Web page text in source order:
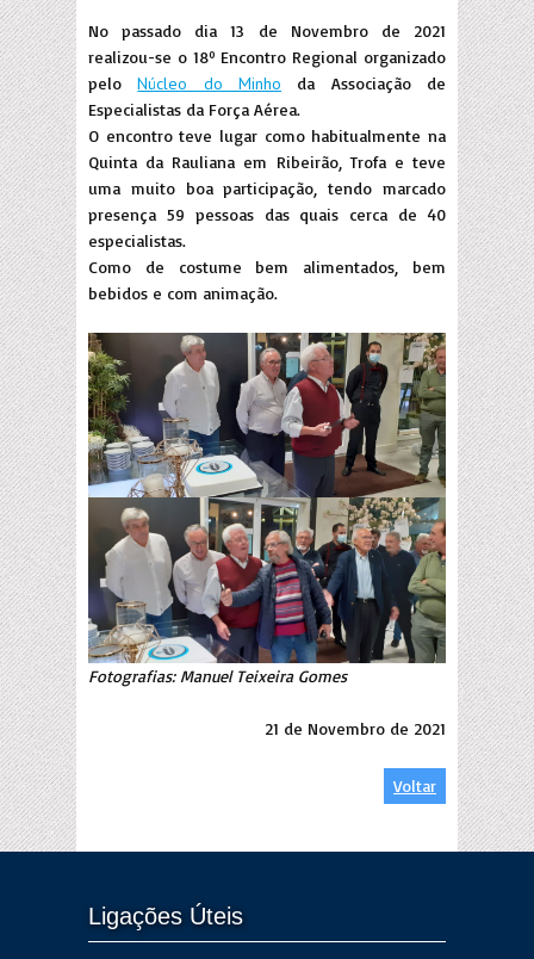
No passado dia 13 de Novembro de 2021
realizou-se o 18º Encontro Regional organizado
peloNúcleo do Minho da Associação de
Especialistas da Força Aérea.
O encontro teve lugar como habitualmente na
Quinta da Rauliana em Ribeirão, Trofa e teve
uma muito boa participação, tendo marcado
presença 59 pessoas das quais cerca de 40
especialistas.
Como de costume bem alimentados, bem
bebidos e com animação.
Fotografias: Manuel Teixeira Gomes
21 de Novembro de 2021
Voltar
Ligações Úteis